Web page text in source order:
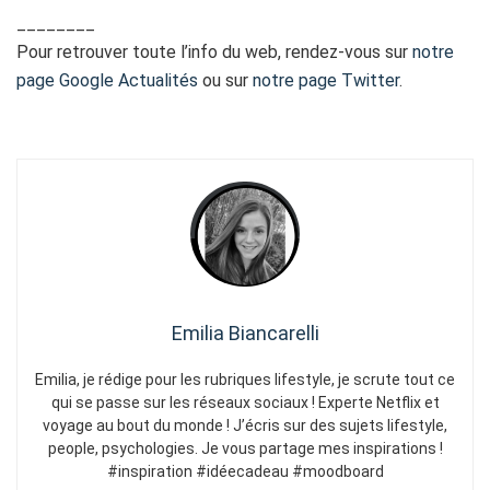
Pour retrouver toute l’info du web, rendez-vous sur notre
page Google Actualités ou sur notre page Twitter.
Emilia Biancarelli
Emilia, je rédige pour les rubriques lifestyle, je scrute tout ce
qui se passe sur les réseaux sociaux ! Experte Netflix et
voyage au bout du monde ! J’écris sur des sujets lifestyle,
people, psychologies. Je vous partage mes inspirations !
#inspiration #idéecadeau #moodboard